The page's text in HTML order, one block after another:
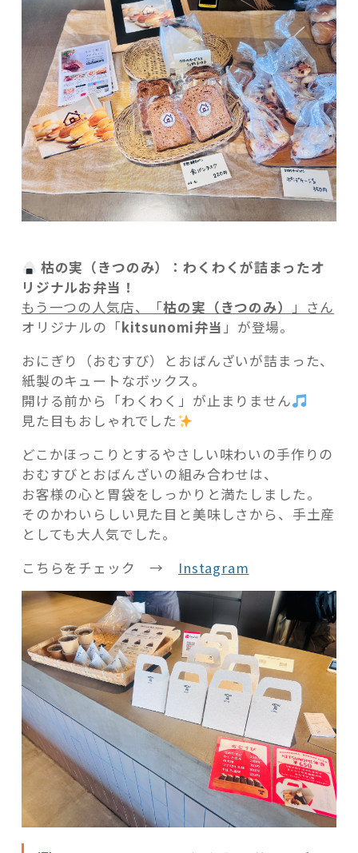
枯の実（きつのみ）：わくわくが詰まったオ
リジナルお弁当！
もう一つの人気店、「枯の実（きつのみ） 」さん
オリジナルの「kitsunomi弁当」が登場。
おにぎり（おむすび）とおばんざいが詰まった、
紙製のキュートなボックス。
開ける前から「わくわく」が止まりません
見た目もおしゃれでした
どこかほっこりとするやさしい味わいの手作りの
おむすびとおばんざいの組み合わせは、
お客様の心と胃袋をしっかりと満たしました。
そのかわいらしい見た目と美味しさから、手土産
としても大人気でした。
こちらをチェック → Instagram